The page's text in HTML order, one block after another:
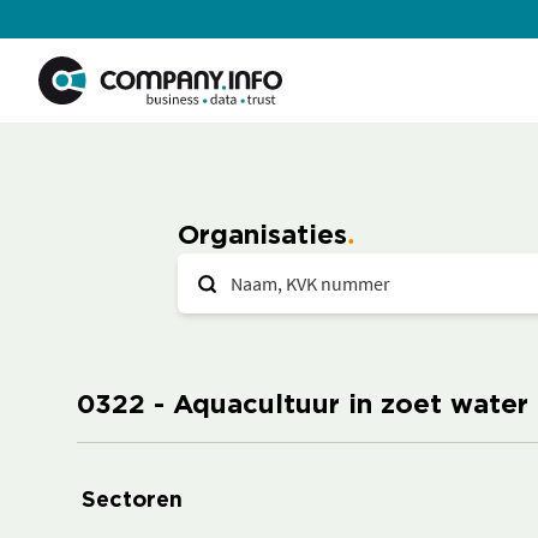
Organisaties
0322 - Aquacultuur in zoet water
Sectoren